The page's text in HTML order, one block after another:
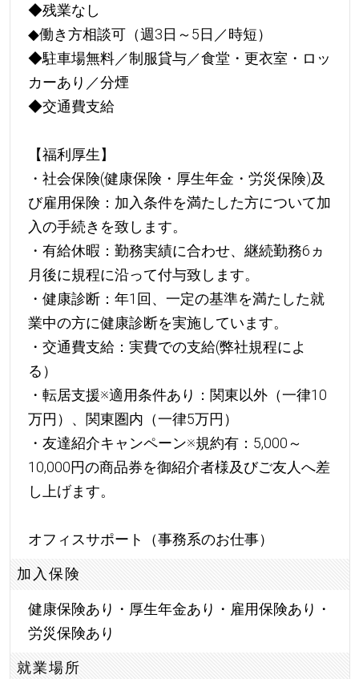
◆残業なし
◆働き方相談可（週3日～5日／時短）
◆駐車場無料／制服貸与／食堂・更衣室・ロッ
カーあり／分煙
◆交通費支給
【福利厚生】
・社会保険(健康保険・厚生年金・労災保険)及
び雇用保険：加入条件を満たした方について加
入の手続きを致します。
・有給休暇：勤務実績に合わせ、継続勤務6ヵ
月後に規程に沿って付与致します。
・健康診断：年1回、一定の基準を満たした就
業中の方に健康診断を実施しています。
・交通費支給：実費での支給(弊社規程によ
る）
・転居支援※適用条件あり：関東以外（一律10
万円）、関東圏内（一律5万円）
・友達紹介キャンペーン※規約有：5,000～
10,000円の商品券を御紹介者様及びご友人へ差
し上げます。
オフィスサポート（事務系のお仕事）
加入保険
健康保険あり・厚生年金あり・雇用保険あり・
労災保険あり
就業場所